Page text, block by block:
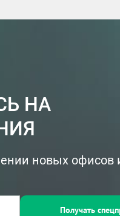
НА
новых офисов
Получать